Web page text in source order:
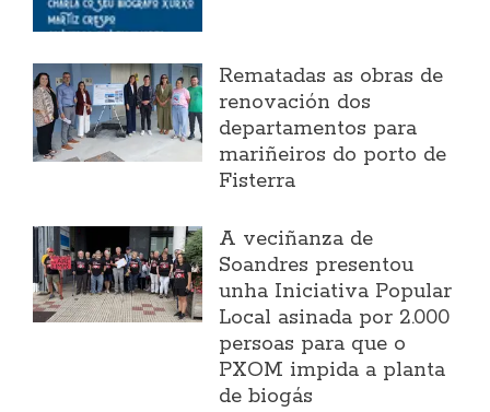
Rematadas as obras de
renovación dos
departamentos para
mariñeiros do porto de
Fisterra
A veciñanza de
Soandres presentou
unha Iniciativa Popular
Local asinada por 2.000
persoas para que o
PXOM impida a planta
de biogás